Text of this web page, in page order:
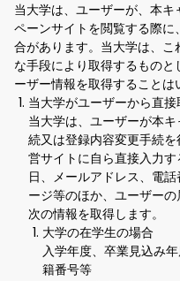
当大学は、ユーザーが、本
ペーンサイトを閲覧する際
合があります。当大学は、
な手段により取得するもの
ーザー情報を取得することは
当大学がユーザーから直
当大学は、ユーザーが本
続又は登録内容変更手続
営サイトに自ら直接入力
日、メールアドレス、電
ージ等のほか、ユーザー
次の情報を取得します。
大学の在学生の場合
入学年度、卒業見込み
籍番号等